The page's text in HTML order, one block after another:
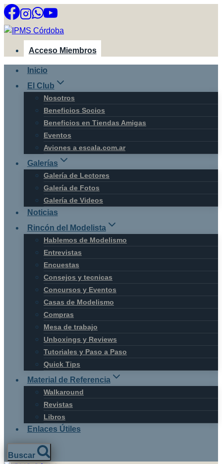
Saltar
al
contenido
Acceso Miembros
Inicio
El Club
Nosotros
Beneficios Socios
Beneficios en Tiendas Amigas
Eventos
Aviones a escala.com.ar
Galerías
Galería de Lectores
Galería de Fotos
Galería de Videos
Noticias
Rincón del Modelista
Hablemos de Modelismo
Entrevistas
Encuestas
Consejos y tecnicas
Concursos y Eventos
Casas de Modelismo
Compras
Mesa de trabajo
Unboxings y Reviews
Tutoriales y Paso a Paso
Quick Tips
Material de Referencia
Walkaround
Revistas
Libros
Enlaces Útiles
Buscar